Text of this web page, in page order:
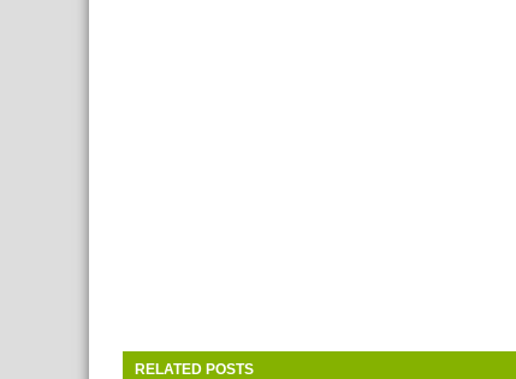
RELATED POSTS